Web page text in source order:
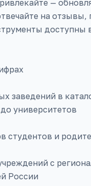
—
на отзывы,
доступны
заведений в
университетов
студентов и
с
России